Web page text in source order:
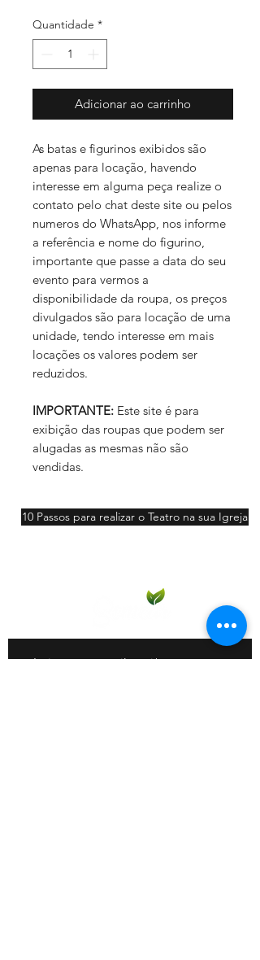
Quantidade *
Adicionar ao carrinho
As batas e figurinos exibidos são
apenas para locação, havendo
interesse em alguma peça realize o
contato pelo chat deste site ou pelos
numeros do WhatsApp, nos informe
a referência e nome do figurino,
importante que passe a data do seu
evento para vermos a
disponibilidade da roupa, os preços
divulgados são para locação de uma
unidade, tendo interesse em mais
locações os valores podem ser
reduzidos.
IMPORTANTE: Este site é para
exibição das roupas que podem ser
alugadas as mesmas não são
vendidas.
10 Passos para realizar o Teatro na sua Igreja